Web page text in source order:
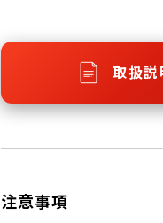
取扱説
注意事項